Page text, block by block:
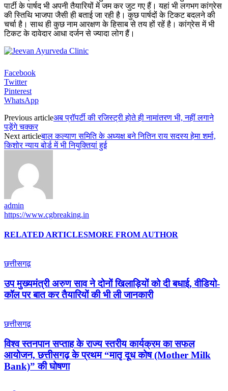
पार्टी के पार्षद भी अपनी तैयारियों में जम कर जुट गए हैं। यहां भी लगभग कांग्रेस
की स्तिथि भाजपा जैसी ही बताई जा रही है। कुछ पार्षदों के टिकट बदलने की
चर्चा है। साथ ही कुछ नाम आरक्षण के हिसाब से तय हों रहें है। कांग्रेस में भी
टिकट के दावेदार आधा दर्जन से ज्यादा लोग हैं।
Facebook
Twitter
Pinterest
WhatsApp
Previous articleअब प्रॉपर्टी की रजिस्ट्री होते ही नामांतरण भी, नहीं लगाने
पड़ेंगे चक्कर
Next articleबाल कल्याण समिति के अध्यक्ष बने नितिन राय सदस्य हेमा शर्मा,
किशोर न्याय बोर्ड में भी नियुक्तियां हुई
admin
https://www.cgbreaking.in
RELATED ARTICLESMORE FROM AUTHOR
छत्तीसगढ़
उप मुख्यमंत्री अरुण साव ने दोनों खिलाड़ियों को दी बधाई, वीडियो-
कॉल पर बात कर तैयारियों की भी ली जानकारी
छत्तीसगढ़
विश्व स्तनपान सप्ताह के राज्य स्तरीय कार्यक्रम का सफल
आयोजन, छत्तीसगढ़ के प्रथम “मातृ दूध कोष (Mother Milk
Bank)” की घोषणा